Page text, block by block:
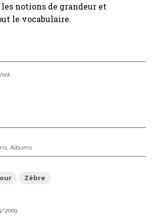
notions de grandeur et
le vocabulaire.
, Albums
Zèbre
2009